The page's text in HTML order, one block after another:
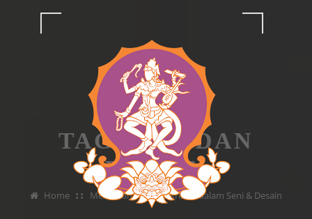
TAG SENI DAN
DESAIN
Home Memahami Proses Kreatif dalam Seni & Desain